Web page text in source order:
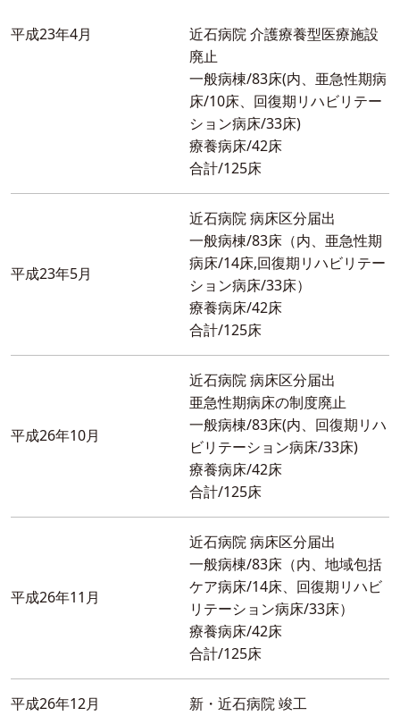
平成23年4月
近石病院 介護療養型医療施設
廃止
一般病棟/83床(内、亜急性期病
床/10床、回復期リハビリテー
ション病床/33床)
療養病床/42床
合計/125床
平成23年5月
近石病院 病床区分届出
一般病棟/83床（内、亜急性期
病床/14床,回復期リハビリテー
ション病床/33床）
療養病床/42床
合計/125床
平成26年10月
近石病院 病床区分届出
亜急性期病床の制度廃止
一般病棟/83床(内、回復期リハ
ビリテーション病床/33床)
療養病床/42床
合計/125床
平成26年11月
近石病院 病床区分届出
一般病棟/83床（内、地域包括
ケア病床/14床、回復期リハビ
リテーション病床/33床）
療養病床/42床
合計/125床
平成26年12月 新・近石病院 竣工